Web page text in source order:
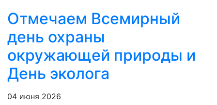
Отмечаем Всемирный
день охраны
окружающей природы и
День эколога
04 июня 2026